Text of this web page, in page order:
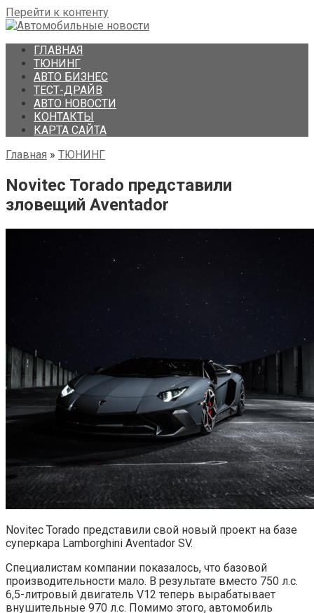
Перейти к контенту
ГЛАВНАЯ
ТЮНИНГ
АВТО БИЗНЕС
ТЕСТ-ДРАЙВ
АВТО НОВОСТИ
КОНТАКТЫ
КАРТА САЙТА
Главная » ТЮНИНГ
Novitec Torado представили
зловещий Aventador
Novitec Torado представили свой новый проект на базе
суперкара Lamborghini Aventador SV.
Специалистам компании показалось, что базовой
производительности мало. В результате вместо 750 л.с.
6,5-литровый двигатель V12 теперь вырабатывает
внушительные 970 л.с. Помимо этого, автомобиль